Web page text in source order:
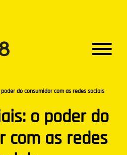
do consumidor com as redes sociais
o poder do
com as redes